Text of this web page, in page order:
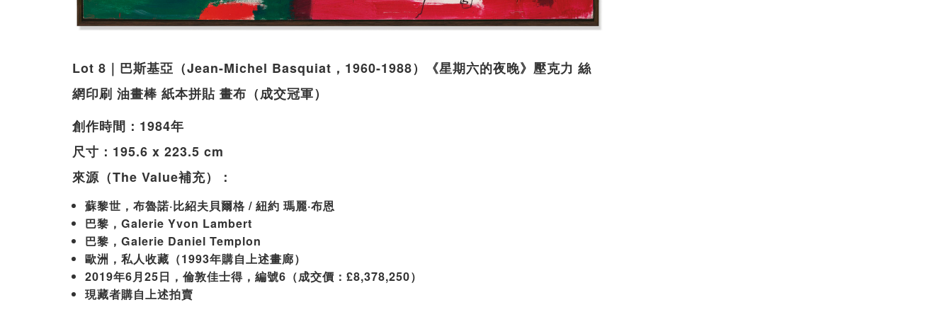
Lot 8｜巴斯基亞（Jean-Michel Basquiat，1960-1988）《星期六的夜晚》壓克力 絲
網印刷 油畫棒 紙本拼貼 畫布（成交冠軍）
創作時間：1984年
尺寸：195.6 x 223.5 cm
來源（The Value補充）：
蘇黎世，布魯諾·比紹夫貝爾格 / 紐約 瑪麗·布恩
巴黎，Galerie Yvon Lambert
巴黎，Galerie Daniel Templon
歐洲，私人收藏（1993年購自上述畫廊）
2019年6月25日，倫敦佳士得，編號6（成交價：£8,378,250）
現藏者購自上述拍賣